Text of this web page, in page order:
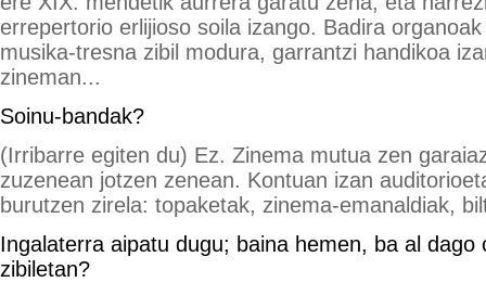
errepertorio erlijioso soila izango. Badira
musika-tresna zibil modura, garrantzi handikoa
zineman...
Soinu-bandak?
(Irribarre egiten du) Ez. Zinema mutua zen
zuzenean jotzen zenean. Kontuan izan
burutzen zirela: topaketak, zinema-emanaldiak,
Ingalaterra aipatu dugu; baina hemen, ba al dago
zibiletan?